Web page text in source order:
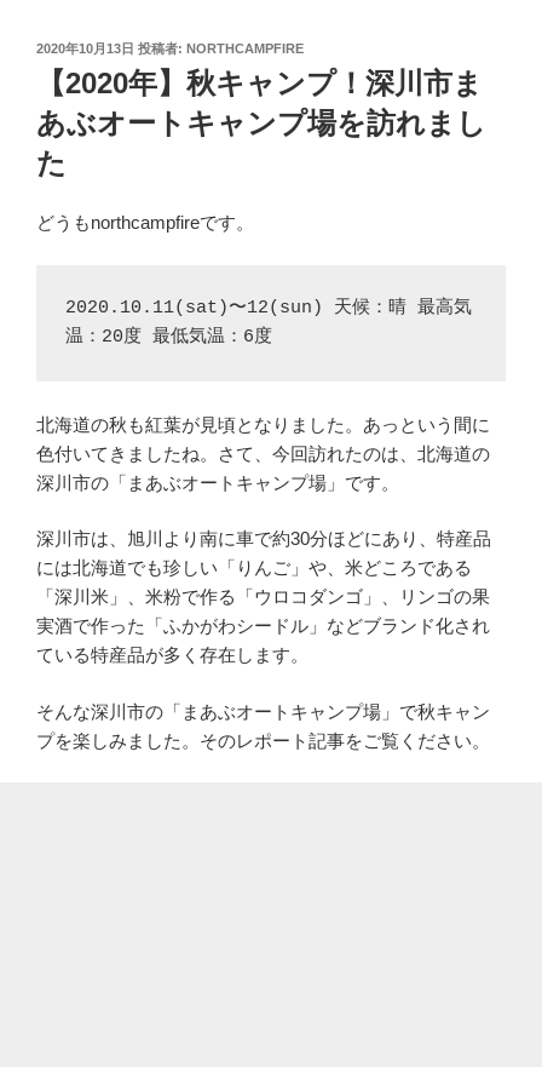
投
2020年10月13日 投稿者: NORTHCAMPFIRE
【2020年】秋キャンプ！深川市ま
あぶオートキャンプ場を訪れまし
た
どうもnorthcampfireです。
2020.10.11(sat)〜12(sun) 天候：晴 最高気
温：20度 最低気温：6度
北海道の秋も紅葉が見頃となりました。あっという間に
色付いてきましたね。さて、今回訪れたのは、北海道の
深川市の「まあぶオートキャンプ場」です。
深川市は、旭川より南に車で約30分ほどにあり、特産品
には北海道でも珍しい「りんご」や、米どころである
「深川米」、米粉で作る「ウロコダンゴ」、リンゴの果
実酒で作った「ふかがわシードル」などブランド化され
ている特産品が多く存在します。
そんな深川市の「まあぶオートキャンプ場」で秋キャン
プを楽しみました。そのレポート記事をご覧ください。